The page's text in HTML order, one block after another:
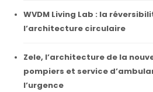
WVDM Living Lab : la
l’architecture circulaire
Zele, l’architecture de la
pompiers et service
l’urgence